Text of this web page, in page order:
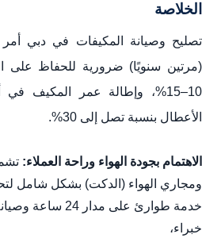
الخلاصة
تصليح وصيانة المكيفات في دبي أمر
(مرتين سنويًا) ضرورية للحفاظ على
10–15%، وإطالة عمر المكيف
الأعطال بنسبة تصل إلى 30%.
الاهتمام بجودة الهواء وراحة العملاء:
ومجاري الهواء (الدكت) بشكل شامل
خدمة طوارئ على
خبراء،